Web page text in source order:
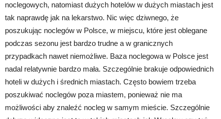
noclegowych, natomiast dużych hotelów w dużych miastach jest
tak naprawdę jak na lekarstwo. Nic więc dziwnego, że
poszukując noclegów w Polsce, w miejscu, które jest oblegane
podczas sezonu jest bardzo trudne a w granicznych
przypadkach nawet niemożliwe. Baza noclegowa w Polsce jest
nadal relatywnie bardzo mała. Szczególnie brakuje odpowiednich
hoteli w dużych i średnich miastach. Często bowiem trzeba
poszukiwać noclegów poza miastem, ponieważ nie ma
możliwości aby znaleźć nocleg w samym mieście. Szczególnie